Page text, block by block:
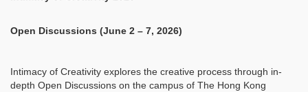
Open Discussions (June 2 – 7, 2026)
Intimacy of Creativity explores the creative process through in-
depth Open Discussions on the campus of The Hong Kong